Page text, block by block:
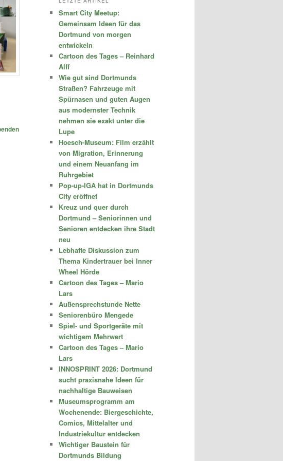
n
Smart City Meetup:
Gemeinsam Ideen für das
Dortmund von morgen
entwickeln
Cartoon des Tages – Reinhard
Alff
Wie gut sind Dortmunds
Straßen? Fahrzeuge mit
Spürnasen und guten Augen
aus modernster Technik
nehmen sie exakt unter die
Lupe
Hoesch-Museum: Film erzählt
von Migration, Erinnerung
und einem Neuanfang im
Ruhrgebiet
Pop-up-IGA hat in Dortmunds
City eröffnet
Kreuz und quer durch
Dortmund – Seniorinnen und
Senioren entdecken ihre Stadt
neu
Lebhafte Diskussion zum
Thema Kindertrauer bei Inner
Wheel Hörde
Cartoon des Tages – Mario
Lars
Außensprechstunde Nette
Seniorenbüro Mengede
Spiel- und Sportgeräte mit
wichtigem Mehrwert
Cartoon des Tages – Mario
Lars
INNOSPRINT 2026: Dortmund
sucht praxisnahe Ideen für
nachhaltige Bauweisen
Museumsprogramm am
Wochenende: Biergeschichte,
Comics, Mittelalter und
Industriekultur entdecken
Wichtiger Baustein für
Dortmunds Bildung